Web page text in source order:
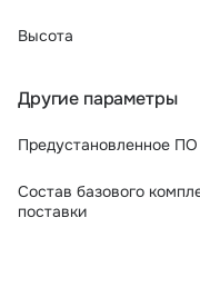
Высота
Другие параметры
Предустановленное ПО
Состав базового
поставки